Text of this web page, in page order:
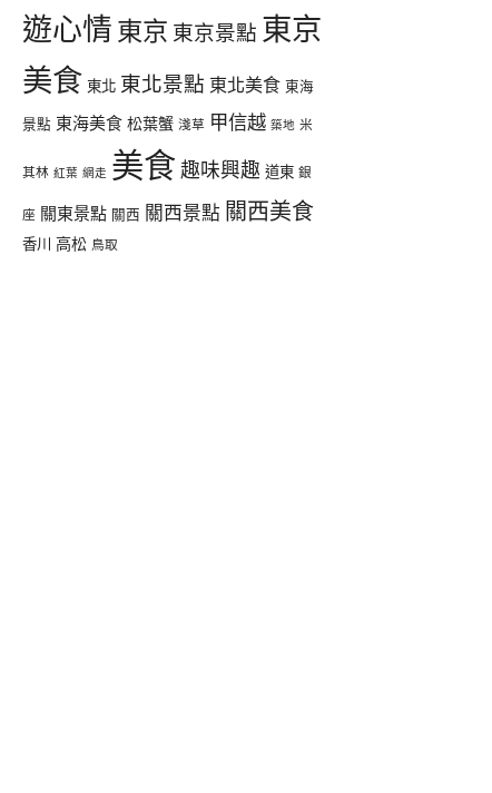
遊心情東京 東京景點 東京
美食 東北 東北景點 東北美食 東海
景點 東海美食 松葉蟹 淺草 甲信越 築地 米
其林 紅葉 網走 美食趣味興趣 道東 銀
座 關東景點 關西 關西景點 關西美食
香川 高松 鳥取